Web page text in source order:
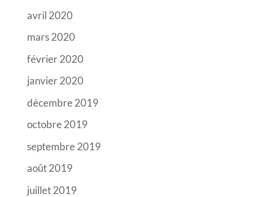
avril 2020
mars 2020
février 2020
janvier 2020
décembre 2019
octobre 2019
septembre 2019
août 2019
juillet 2019